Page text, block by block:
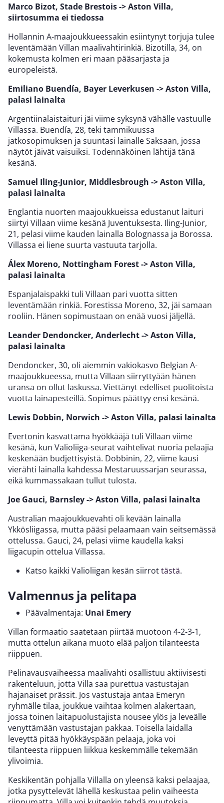
Marco Bizot, Stade Brestois -> Aston Villa,
siirtosumma ei tiedossa
Hollannin A-maajoukkueessakin esiintynyt torjuja tulee
leventämään Villan maalivahtirinkiä. Bizotilla, 34, on
kokemusta kolmen eri maan pääsarjasta ja
europeleistä.
Emiliano Buendía, Bayer Leverkusen -> Aston Villa,
palasi lainalta
Argentiinalaistaituri jäi viime syksynä vähälle vastuulle
Villassa. Buendía, 28, teki tammikuussa
jatkosopimuksen ja suuntasi lainalle Saksaan, jossa
näytöt jäivät vaisuiksi. Todennäköinen lähtijä tänä
kesänä.
Samuel Iling-Junior, Middlesbrough -> Aston Villa,
palasi lainalta
Englantia nuorten maajoukkueissa edustanut laituri
siirtyi Villaan viime kesänä Juventuksesta. Iling-Junior,
21, pelasi viime kauden lainalla Bolognassa ja Borossa.
Villassa ei liene suurta vastuuta tarjolla.
Álex Moreno, Nottingham Forest -> Aston Villa,
palasi lainalta
Espanjalaispakki tuli Villaan pari vuotta sitten
leventämään rinkiä. Forestissa Moreno, 32, jäi samaan
rooliin. Hänen sopimustaan on enää vuosi jäljellä.
Leander Dendoncker, Anderlecht -> Aston Villa,
palasi lainalta
Dendoncker, 30, oli aiemmin vakiokasvo Belgian A-
maajoukkueessa, mutta Villaan siirryttyään hänen
uransa on ollut laskussa. Viettänyt edelliset puolitoista
vuotta lainapesteillä. Sopimus päättyy ensi kesänä.
Lewis Dobbin, Norwich -> Aston Villa, palasi lainalta
Evertonin kasvattama hyökkääjä tuli Villaan viime
kesänä, kun Valioliiga-seurat vaihtelivat nuoria pelaajia
keskenään budjettisyistä. Dobbinin, 22, viime kausi
vierähti lainalla kahdessa Mestaruussarjan seurassa,
eikä kummassakaan tullut tulosta.
Joe Gauci, Barnsley -> Aston Villa, palasi lainalta
Australian maajoukkuevahti oli kevään lainalla
Ykkösliigassa, mutta pääsi pelaamaan vain seitsemässä
ottelussa. Gauci, 24, pelasi viime kaudella kaksi
liigacupin ottelua Villassa.
Katso kaikki Valioliigan kesän siirrottästä.
Valmennus ja pelitapa
Päävalmentaja: Unai Emery
Villan formaatio saatetaan piirtää muotoon 4-2-3-1,
mutta ottelun aikana muoto elää paljon tilanteesta
riippuen.
Pelinavausvaiheessa maalivahti osallistuu aktiivisesti
rakenteluun, jotta Villa saa purettua vastustajan
hajanaiset prässit. Jos vastustaja antaa Emeryn
ryhmälle tilaa, joukkue vaihtaa kolmen alakertaan,
jossa toinen laitapuolustajista nousee ylös ja leveälle
venyttämään vastustajan pakkaa. Toisella laidalla
leveyttä pitää hyökkäyspään pelaaja, joka voi
tilanteesta riippuen liikkua keskemmälle tekemään
ylivoimia.
Keskikentän pohjalla Villalla on yleensä kaksi pelaajaa,
jotka pysyttelevät lähellä keskustaa pelin vaiheesta